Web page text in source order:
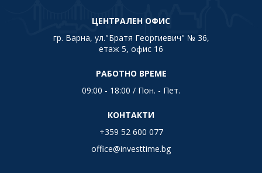
ЦЕНТРАЛЕН ОФИС
гр. Варна, ул."Братя Георгиевич" № 36,
етаж 5, офис 16
РАБОТНО ВРЕМЕ
09:00 - 18:00 / Пон. - Пет.
КОНТАКТИ
+359 52 600 077
office@investtime.bg